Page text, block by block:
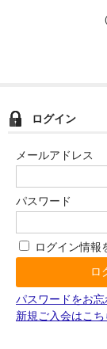
(
ログイン
メールアドレス
パスワード
ログイン情報
パスワードをお
新規ご入会はこち